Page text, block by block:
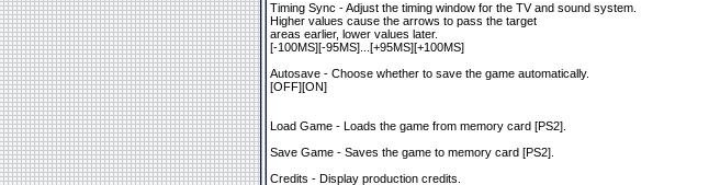
Timing Sync - Adjust the timing window for the TV and sound system.
Higher values cause the arrows to pass the target
areas earlier, lower values later.
[-100MS][-95MS]...[+95MS][+100MS]
Autosave - Choose whether to save the game automatically.
[OFF][ON]
Load Game - Loads the game from memory card [PS2].
Save Game - Saves the game to memory card [PS2].
Credits - Display production credits.